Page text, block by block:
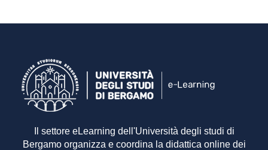
Il settore eLearning dell'Università degli studi di
Bergamo organizza e coordina la didattica online dei